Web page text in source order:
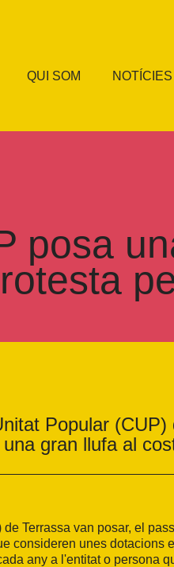
QUI SOM NOTÍCIES
posa
Popular (CUP)
gran llufa al
Terrassa van posar, el
consideren unes dotacions
any a l'entitat o persona